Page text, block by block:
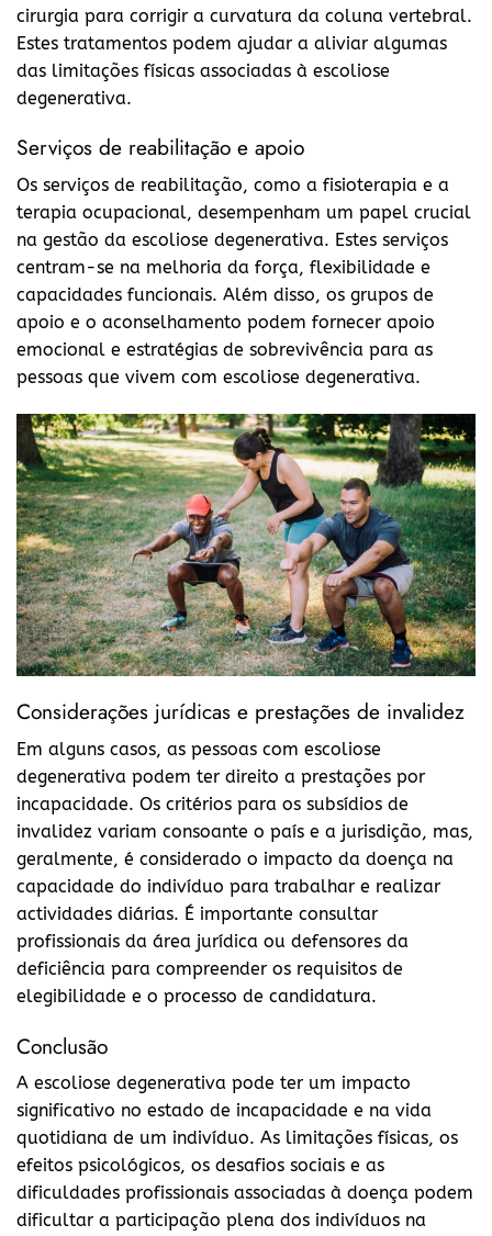
cirurgia para corrigir a curvatura da coluna vertebral.
Estes tratamentos podem ajudar a aliviar algumas
das limitações físicas associadas à escoliose
degenerativa.
Serviços de reabilitação e apoio
Os serviços de reabilitação, como a fisioterapia e a
terapia ocupacional, desempenham um papel crucial
na gestão da escoliose degenerativa. Estes serviços
centram-se na melhoria da força, flexibilidade e
capacidades funcionais. Além disso, os grupos de
apoio e o aconselhamento podem fornecer apoio
emocional e estratégias de sobrevivência para as
pessoas que vivem com escoliose degenerativa.
Considerações jurídicas e prestações de invalidez
Em alguns casos, as pessoas com escoliose
degenerativa podem ter direito a prestações por
incapacidade. Os critérios para os subsídios de
invalidez variam consoante o país e a jurisdição, mas,
geralmente, é considerado o impacto da doença na
capacidade do indivíduo para trabalhar e realizar
actividades diárias. É importante consultar
profissionais da área jurídica ou defensores da
deficiência para compreender os requisitos de
elegibilidade e o processo de candidatura.
Conclusão
A escoliose degenerativa pode ter um impacto
significativo no estado de incapacidade e na vida
quotidiana de um indivíduo. As limitações físicas, os
efeitos psicológicos, os desafios sociais e as
dificuldades profissionais associadas à doença podem
dificultar a participação plena dos indivíduos na